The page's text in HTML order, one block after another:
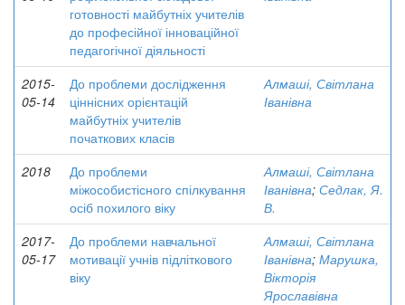
готовності майбутніх учителів
до професійної інноваційної
педагогічної діяльності
2015-
05-14
До проблеми дослідження
ціннісних орієнтацій
майбутніх учителів
початкових класів
Алмаші, Світлана
Іванівна
2018
До проблеми
міжособистісного спілкування
осіб похилого віку
Алмаші, Світлана
Іванівна; Седлак, Я.
В.
2017-
05-17
До проблеми навчальної
мотивації учнів підліткового
віку
Алмаші, Світлана
Іванівна; Марушка,
Вікторія
Ярославівна